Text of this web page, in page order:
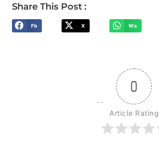
Share This Post :
Fb X Wa
0
Article Rating